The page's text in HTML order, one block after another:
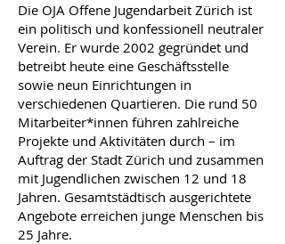
Die OJA Offene Jugendarbeit Zürich ist
ein politisch und konfessionell neutraler
Verein. Er wurde 2002 gegründet und
betreibt heute eine Geschäftsstelle
sowie neun Einrichtungen in
verschiedenen Quartieren. Die rund 50
Mitarbeiter*innen führen zahlreiche
Projekte und Aktivitäten durch – im
Auftrag der Stadt Zürich und zusammen
mit Jugendlichen zwischen 12 und 18
Jahren. Gesamtstädtisch ausgerichtete
Angebote erreichen junge Menschen bis
25 Jahre.